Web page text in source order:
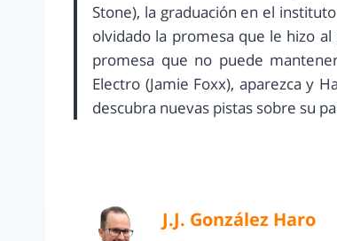
Stone), la graduación en el
olvidado la promesa que le hizo
promesa que no puede
Electro (Jamie Foxx), aparezca y
descubra nuevas pistas sobre su
J.J. González Haro